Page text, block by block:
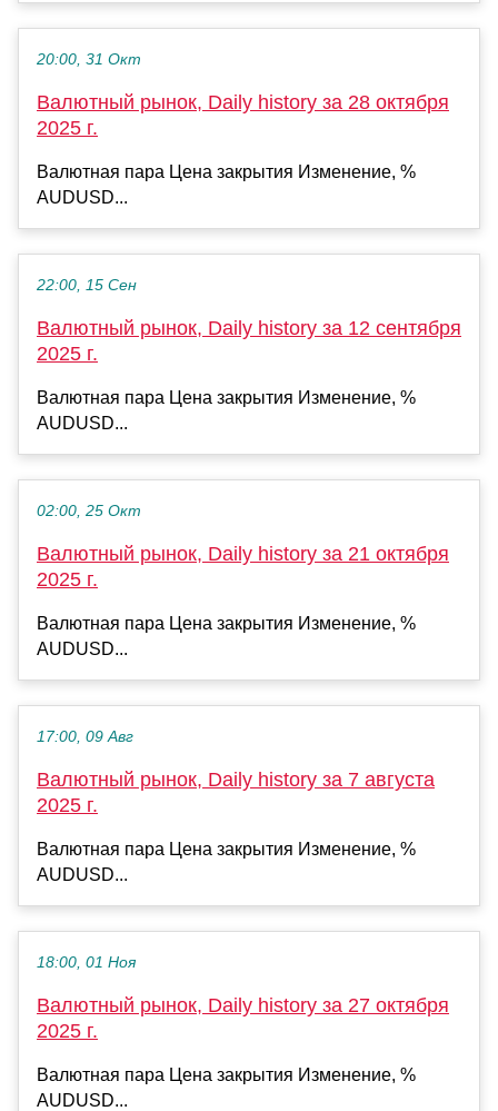
20:00, 31 Окт
Валютный рынок, Daily history за 28 октября
2025 г.
Валютная пара Цена закрытия Изменение, %
AUDUSD...
22:00, 15 Сен
Валютный рынок, Daily history за 12 сентября
2025 г.
Валютная пара Цена закрытия Изменение, %
AUDUSD...
02:00, 25 Окт
Валютный рынок, Daily history за 21 октября
2025 г.
Валютная пара Цена закрытия Изменение, %
AUDUSD...
17:00, 09 Авг
Валютный рынок, Daily history за 7 августа
2025 г.
Валютная пара Цена закрытия Изменение, %
AUDUSD...
18:00, 01 Ноя
Валютный рынок, Daily history за 27 октября
2025 г.
Валютная пара Цена закрытия Изменение, %
AUDUSD...